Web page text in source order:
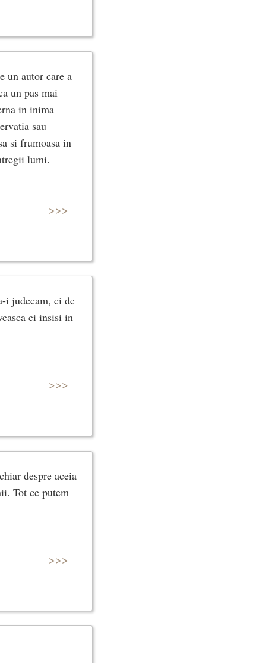
un autor care a
un pas mai
in inima
sau
si frumoasa in
lumi.
>>>
i judecam, ci de
ei insisi in
>>>
despre aceia
Tot ce putem
>>>